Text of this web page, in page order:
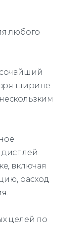
любого
ширине
включая
расход
целей по